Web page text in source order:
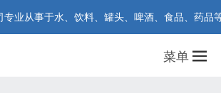
从事于水、饮料、罐头、啤酒、食品、药品等
菜单